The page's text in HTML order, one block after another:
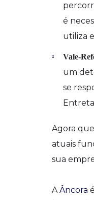
é
utiliza
Vale-
um
se
Agora
atuais
sua
AÂncora